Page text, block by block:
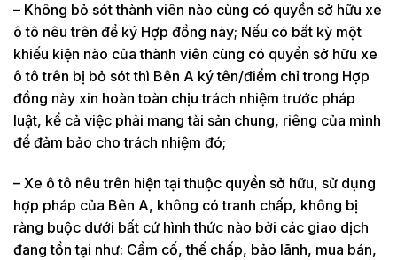
– Không bỏ sót thành viên nào cùng có quyền sở hữu xe
ô tô nêu trên để ký Hợp đồng này; Nếu có bất kỳ một
khiếu kiện nào của thành viên cùng có quyền sở hữu xe
ô tô trên bị bỏ sót thì Bên A ký tên/điểm chỉ trong Hợp
đồng này xin hoàn toàn chịu trách nhiệm trước pháp
luật, kể cả việc phải mang tài sản chung, riêng của mình
để đảm bảo cho trách nhiệm đó;
– Xe ô tô nêu trên hiện tại thuộc quyền sở hữu, sử dụng
hợp pháp của Bên A, không có tranh chấp, không bị
ràng buộc d­ưới bất cứ hình thức nào bởi các giao dịch
đang tồn tại như: Cầm cố, thế chấp, bảo lãnh, mua bán,